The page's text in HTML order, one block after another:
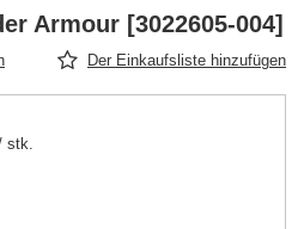
Armour [3022605-004]
Der Einkaufsliste hinzufügen
stk.